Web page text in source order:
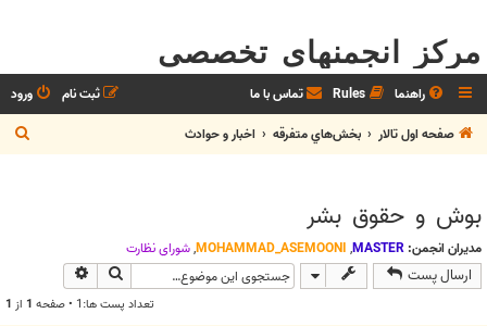
مرکز انجمنهای تخصصی
راهنما Rules تماس با ما ورود
ثبت نام
صفحه اول تالار
بخش‌‌هاي متفرقه اخبار و حوادث
س
بوش و حقوق بشر
مدیران انجمن: MASTER
,
MOHAMMAD_ASEMOONI
,شوراي نظارت
ارسال پست جستجو
تعداد پست ها:1 • صفحه 1 از 1